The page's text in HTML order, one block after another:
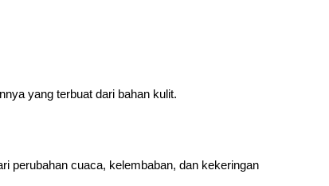
yang terbuat dari bahan kulit.
perubahan cuaca, kelembaban, dan kekeringan